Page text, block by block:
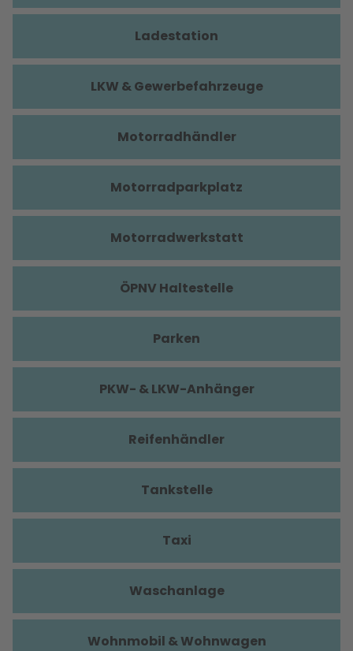
Ladestation
LKW & Gewerbefahrzeuge
Motorradhändler
Motorradparkplatz
Motorradwerkstatt
ÖPNV Haltestelle
Parken
PKW- & LKW-Anhänger
Reifenhändler
Tankstelle
Taxi
Waschanlage
Wohnmobil & Wohnwagen